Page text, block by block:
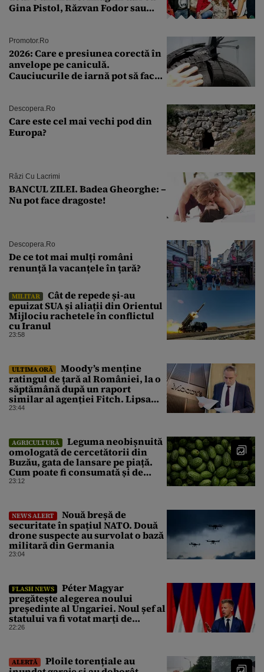
Gina Pistol, Răzvan Fodor sau
Promotor.ro
2026: Care e presiunea corectă în
anvelope pe caniculă.
Cauciucurile de iarnă pot să facă
Descopera.ro
Care este cel mai vechi pod din
Europa?
Râzi Cu Lacrimi
BANCUL ZILEI. Badea Gheorghe: –
Nu pot face dragoste!
Descopera.ro
De ce tot mai mulți români
renunță la vacanțele în țară?
MILITAR
Cât de repede și-au
epuizat SUA și aliații din Orientul
Mijlociu rachetele în conflictul
cu Iranul
23:58
ULTIMA ORĂ
Moody’s menține
ratingul de țară al României, la o
săptămână după un raport
similar al agenției Fitch. Lipsa
unui guvern cu puteri depline,
23:44
AGRICULTURĂ
Leguma neobișnuită
omologată de cercetătorii din
Buzău, gata de lansare pe piață.
Cum poate fi consumată și de
unde provine soiul
23:12
NEWS ALERT
Nouă breșă de
securitate în spațiul NATO. Două
drone suspecte au survolat o bază
militară din Germania
23:04
FLASH NEWS
Péter Magyar
pregătește alegerea noului
președinte al Ungariei. Noul șef al
statului va fi votat marți de
Parlament
22:26
ALERTĂ
Ploile torențiale au